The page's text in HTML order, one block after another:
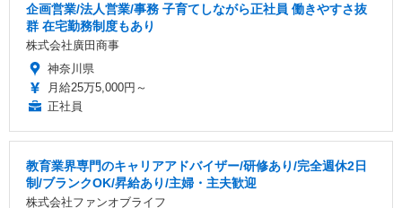
企画営業/法人営業/事務 子育てしながら正社員 働きやすさ抜
群 在宅勤務制度もあり
株式会社廣田商事
神奈川県
月給25万5,000円～
正社員
教育業界専門のキャリアアドバイザー/研修あり/完全週休2日
制/ブランクOK/昇給あり/主婦・主夫歓迎
株式会社ファンオブライフ